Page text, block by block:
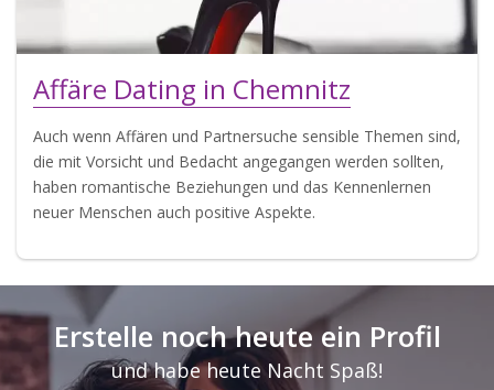
Affäre Dating in Chemnitz
Auch wenn Affären und Partnersuche sensible Themen sind,
die mit Vorsicht und Bedacht angegangen werden sollten,
haben romantische Beziehungen und das Kennenlernen
neuer Menschen auch positive Aspekte.
Erstelle noch heute ein Profil
und habe heute Nacht Spaß!